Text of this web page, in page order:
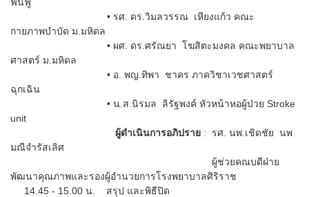
• รศ. ดร.วิมลวรรณ เหียงแก้ว คณะ
กายภาพบำบัด ม.มหิดล
• ผศ. ดร.ศรัณยา โฆสิตะมงคล คณะพยาบาล
ศาสตร์ ม.มหิดล
• อ. พญ.ทิพา ชาคร ภาควิชาเวชศาสตร์
ฉุกเฉิน
• น.ส.นิรมล ลิรัฐพงค์ หัวหน้าหอผู้ป่วย Stroke
unit
ผู้ดำเนินการอภิปราย : รศ. นพ.เชิดชัย นพ
มณีจำรัสเลิศ
ผู้ช่วยคณบดีฝ่าย
พัฒนาคุณภาพและรองผู้อำนวยการโรงพยาบาลศิริราช
14.45 - 15.00 น. สรุป และพิธีปิด